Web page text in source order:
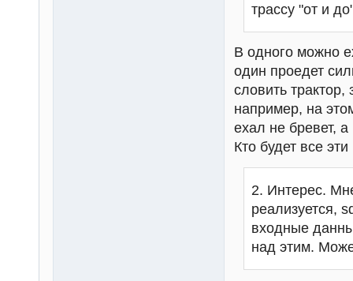
трассу "от и
В одного можно
один проедет
словить
например, на
ехал не бревет,
Кто будет все
2. Интерес.
реализуется,
входные
над этим.